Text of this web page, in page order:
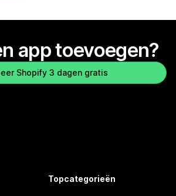
app toevoegen?
Shopify 3 dagen gratis
Topcategorieën